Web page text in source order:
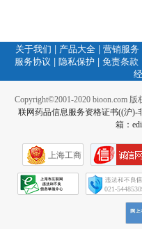
关于我们 | 产品大全 | 营销服务
服务协议 | 隐私保护 | 免责条款
Copyright©2001-2020 bioon.com 版
联网药品信息服务资格证书((沪)-
箱：
上海工商
021-